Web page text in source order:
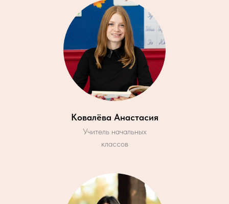
Ковалёва Анастасия
Учитель начальных
классов